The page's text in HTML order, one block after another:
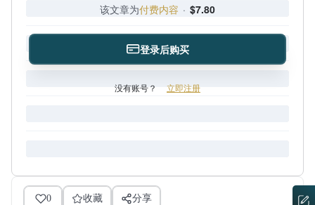
该文章为付费内容 · $7.80
登录后购买
没有账号？ 立即注册
0 收藏 分享